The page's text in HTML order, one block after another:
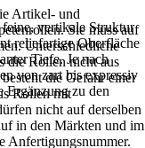
Artikel- und
Sie muss auf
Unterschiedliche
die Rollen nicht aus
die Gefahr einer
Rollen mit
nicht auf derselben
in den Märkten und im
Anfertigungsnummer.
vertikale Struktur
reliefartige Oberfläche
Tiefe. Je nach
von zart bis expressiv
Ergänzung zu den